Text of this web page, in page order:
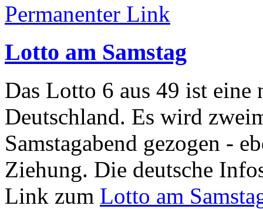
Permanenter Link
Lotto am Samstag
Das Lotto 6 aus 49 ist
Deutschland. Es wird
Samstagabend gezogen -
Ziehung. Die deutsche
Link zum Lotto am